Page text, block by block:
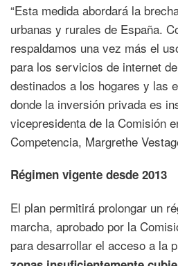
“Esta medida abordará la
urbanas y rurales de España.
respaldamos una vez más el
para los servicios de internet
destinados a los hogares y las
donde la inversión privada es
vicepresidenta de la Comisión
Competencia, Margrethe
Régimen vigente desde 2013
El plan permitirá prolongar un
marcha, aprobado por la
para desarrollar el acceso a la